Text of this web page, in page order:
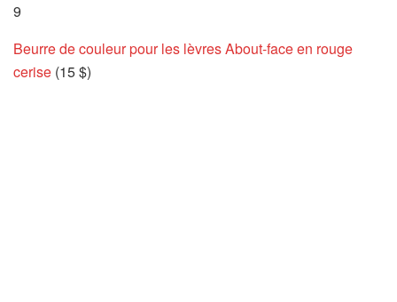
9
Beurre de couleur pour les lèvres About-face en rouge
cerise (15 $)